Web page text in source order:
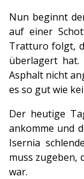
Nun beginnt
auf einer
Tratturo folgt,
überlagert
Asphalt nicht
es so gut wie
Der heutige
ankomme und
Isernia
muss zugeben,
war.